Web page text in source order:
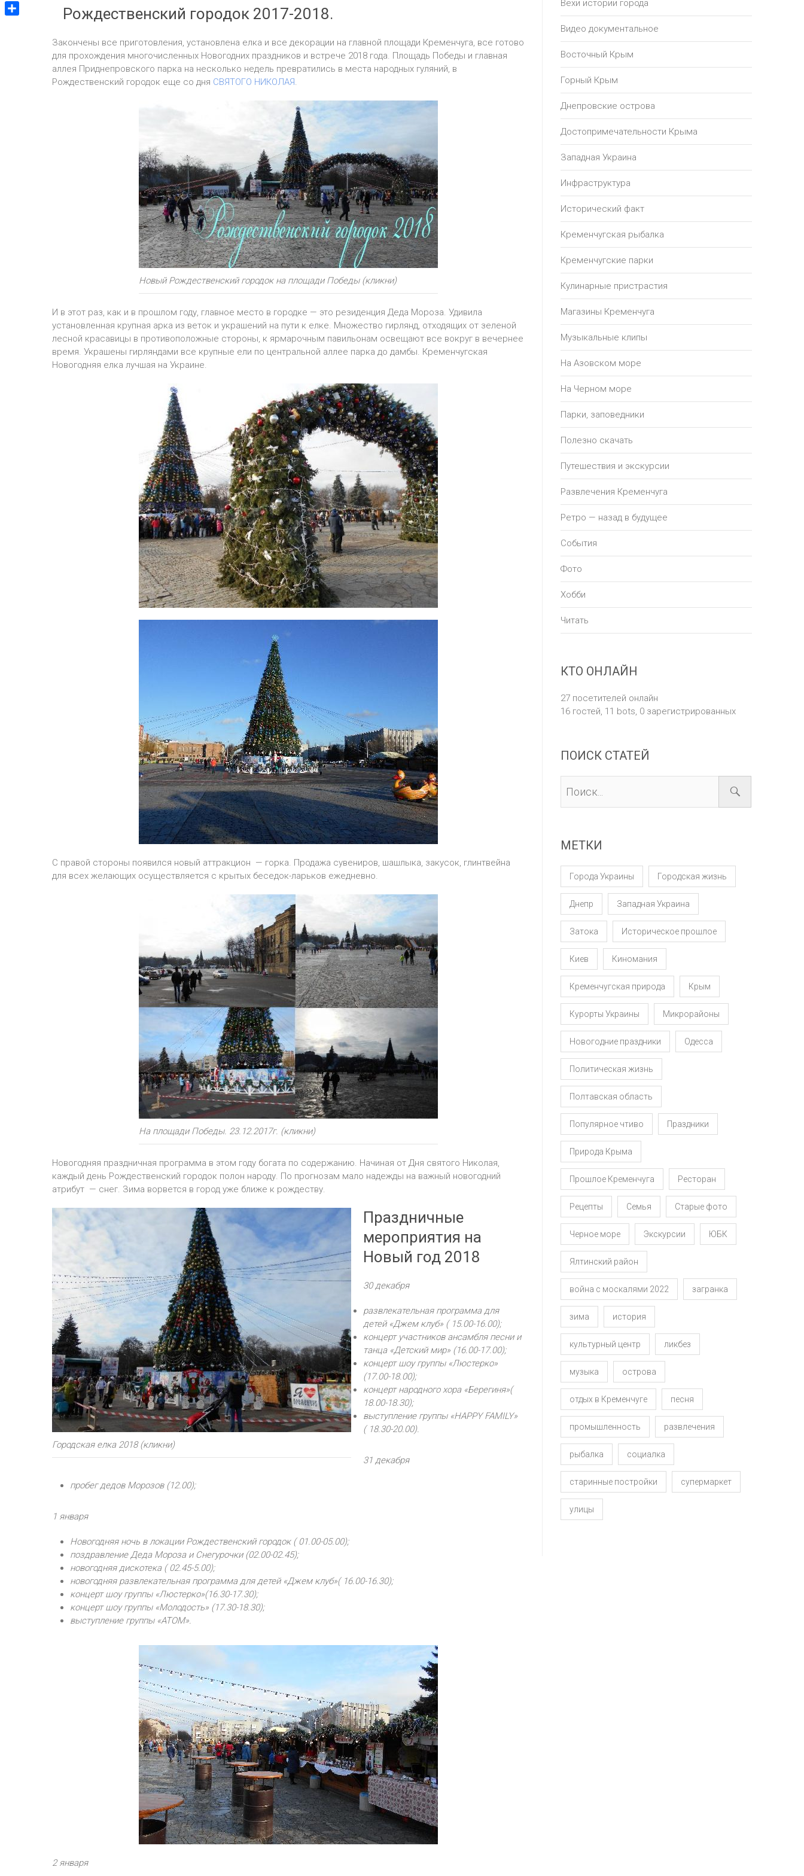
Рождественский городок 2017-2018.
Закончены все приготовления, установлена елка и все декорации на главной площади Кременчуга, все готово
для прохождения многочисленных Новогодних праздников и встрече 2018 года. Площадь Победы и главная
аллея Приднепровского парка на несколько недель превратились в места народных гуляний, в
Рождественский городок еще со дня СВЯТОГО НИКОЛАЯ.
Новый Рождественский городок на площади Победы (кликни)
И в этот раз, как и в прошлом году, главное место в городке — это резиденция Деда Мороза. Удивила
установленная крупная арка из веток и украшений на пути к елке. Множество гирлянд, отходящих от зеленой
лесной красавицы в противоположные стороны, к ярмарочным павильонам освещают все вокруг в вечернее
время. Украшены гирляндами все крупные ели по центральной аллее парка до дамбы. Кременчугская
Новогодняя елка лучшая на Украине.
С правой стороны появился новый аттракцион — горка. Продажа сувениров, шашлыка, закусок, глинтвейна
для всех желающих осуществляется с крытых беседок-ларьков ежедневно.
На площади Победы. 23.12.2017г. (кликни)
Новогодняя праздничная программа в этом году богата по содержанию. Начиная от Дня святого Николая,
каждый день Рождественский городок полон народу. По прогнозам мало надежды на важный новогодний
атрибут — снег. Зима ворвется в город уже ближе к рождеству.
Городская елка 2018 (кликни)
Праздничные
мероприятия на
Новый год 2018
30 декабря
развлекательная программа для
детей «Джем клуб» ( 15.00-16.00);
концерт участников ансамбля песни и
танца «Детский мир» (16.00-17.00);
концерт шоу группы «Люстерко»
(17.00-18.00);
концерт народного хора «Берегиня»(
18.00-18.30);
выступление группы «HAPPY FAMІLY»
( 18.30-20.00).
31 декабря
пробег дедов Морозов (12.00);
1 января
Новогодняя ночь в локации Рождественский городок ( 01.00-05.00);
поздравление Деда Мороза и Снегурочки (02.00-02.45);
новогодняя дискотека ( 02.45-5.00);
новогодняя развлекательная программа для детей «Джем клуб»( 16.00-16.30);
концерт шоу группы «Люстерко»(16.30-17.30);
концерт шоу группы «Молодость» (17.30-18.30);
выступление группы «АТОМ».
2 января
Вехи истории города
Видео документальное
Восточный Крым
Горный Крым
Днепровские острова
Достопримечательности Крыма
Западная Украина
Инфраструктура
Исторический факт
Кременчугская рыбалка
Кременчугские парки
Кулинарные пристрастия
Магазины Кременчуга
Музыкальные клипы
На Азовском море
На Черном море
Парки, заповедники
Полезно скачать
Путешествия и экскурсии
Развлечения Кременчуга
Ретро — назад в будущее
События
Фото
Хобби
Читать
КТО ОНЛАЙН
27 посетителей онлайн
16 гостей, 11 bots, 0 зарегистрированных
ПОИСК СТАТЕЙ
МЕТКИ
Города Украины Городская жизнь
Днепр Западная Украина
Затока Историческое прошлое
Киев Киномания
Кременчугская природа Крым
Курорты Украины Микрорайоны
Новогодние праздники Одесса
Политическая жизнь
Полтавская область
Популярное чтиво Праздники
Природа Крыма
Прошлое Кременчуга Ресторан
Рецепты Семья Старые фото
Черное море Экскурсии ЮБК
Ялтинский район
война с москалями 2022 загранка
зима история
культурный центр ликбез
музыка острова
отдых в Кременчуге песня
промышленность развлечения
рыбалка социалка
старинные постройки супермаркет
улицы
m
pg
v
V
i